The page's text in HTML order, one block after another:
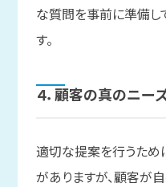
な質問を事前に準備し
す。
４．顧客の真のニー
適切な提案を行うため
がありますが、顧客が